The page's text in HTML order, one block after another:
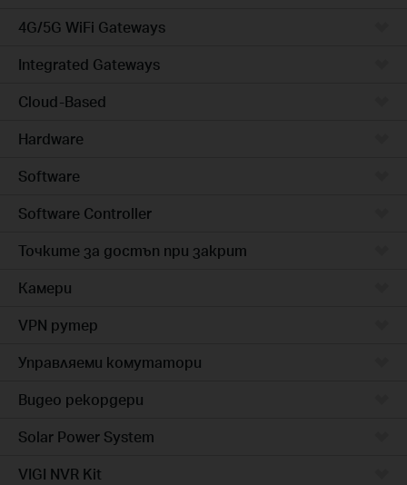
4G/5G WiFi Gateways
Integrated Gateways
Cloud-Based
Hardware
Software
Software Controller
Точките за достъп при закрит
Камери
VPN рутер
Управляеми комутатори
Видео рекордери
Solar Power System
VIGI NVR Kit